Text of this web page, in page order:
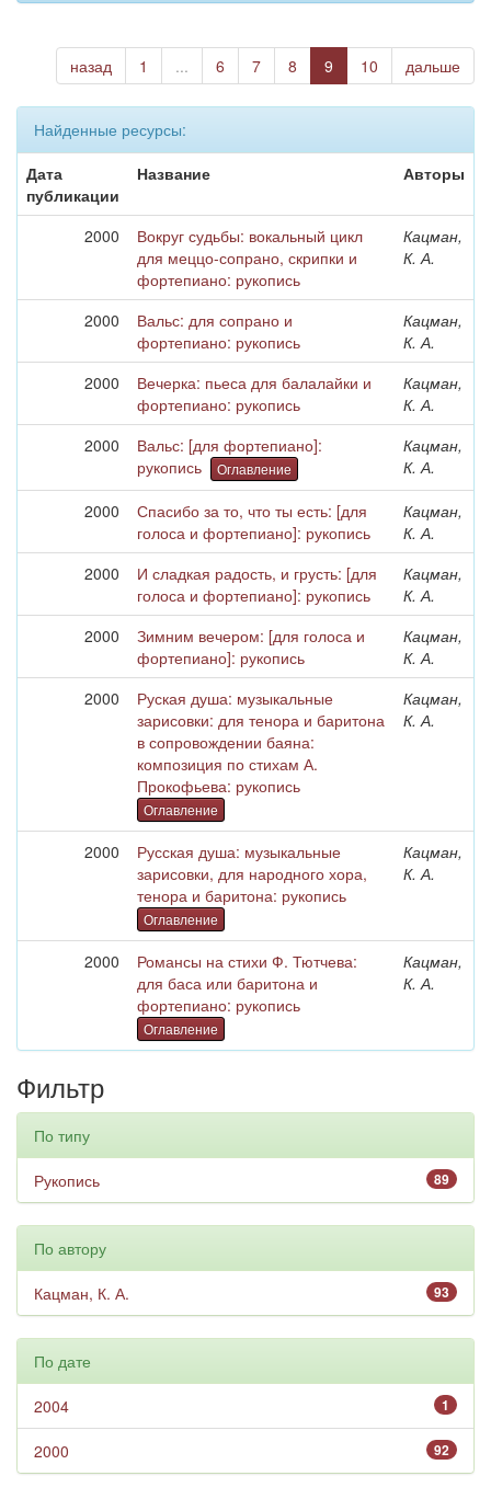
назад 1 ... 6 7 8 9 10 дальше
Найденные ресурсы:
Дата
публикации
Название Авторы
2000
Вокруг судьбы: вокальный цикл
для меццо-сопрано, скрипки и
фортепиано: рукопись
Кацман,
К. А.
2000
Вальс: для сопрано и
фортепиано: рукопись
Кацман,
К. А.
2000
Вечерка: пьеса для балалайки и
фортепиано: рукопись
Кацман,
К. А.
2000
Вальс: [для фортепиано]:
рукопись
Оглавление
Кацман,
К. А.
2000
Спасибо за то, что ты есть: [для
голоса и фортепиано]: рукопись
Кацман,
К. А.
2000
И сладкая радость, и грусть: [для
голоса и фортепиано]: рукопись
Кацман,
К. А.
2000
Зимним вечером: [для голоса и
фортепиано]: рукопись
Кацман,
К. А.
2000
Руская душа: музыкальные
зарисовки: для тенора и баритона
в сопровождении баяна:
композиция по стихам А.
Прокофьева: рукопись
Оглавление
Кацман,
К. А.
2000
Русская душа: музыкальные
зарисовки, для народного хора,
тенора и баритона: рукопись
Оглавление
Кацман,
К. А.
2000
Романсы на стихи Ф. Тютчева:
для баса или баритона и
фортепиано: рукопись
Оглавление
Кацман,
К. А.
Фильтр
По типу
89
Рукопись
По автору
93
Кацман, К. А.
По дате
1
2004
92
2000